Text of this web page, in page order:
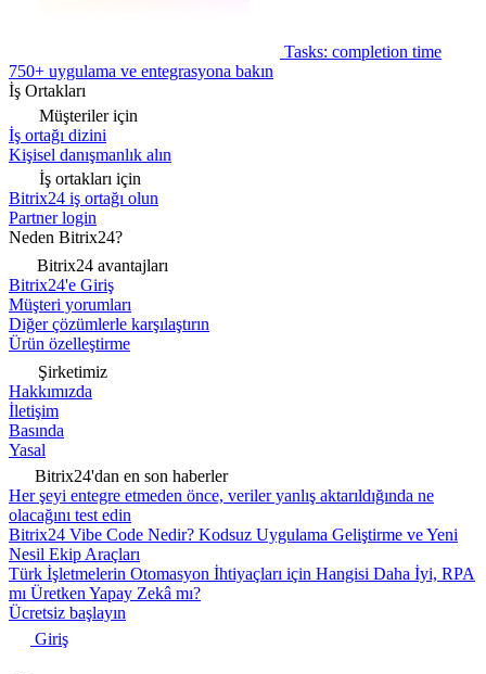
Tasks: completion time
750+ uygulama ve entegrasyona bakın
İş Ortakları
Müşteriler için
İş ortağı dizini
Kişisel danışmanlık alın
İş ortakları için
Bitrix24 iş ortağı olun
Partner login
Neden Bitrix24?
Bitrix24 avantajları
Bitrix24'e Giriş
Müşteri yorumları
Diğer çözümlerle karşılaştırın
Ürün özelleştirme
Şirketimiz
Hakkımızda
İletişim
Basında
Yasal
Bitrix24'dan en son haberler
Her şeyi entegre etmeden önce, veriler yanlış aktarıldığında ne
olacağını test edin
Bitrix24 Vibe Code Nedir? Kodsuz Uygulama Geliştirme ve Yeni
Nesil Ekip Araçları
Türk İşletmelerin Otomasyon İhtiyaçları için Hangisi Daha İyi, RPA
mı Üretken Yapay Zekâ mı?
Ücretsiz başlayın
Giriş